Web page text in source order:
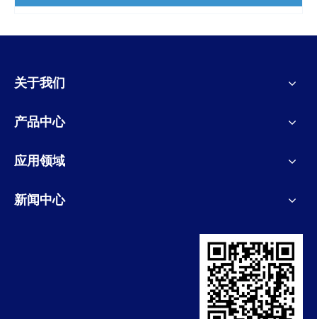
关于我们
产品中心
应用领域
新闻中心